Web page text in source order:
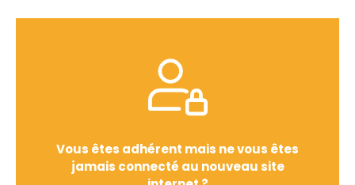
Vous êtes adhérent mais ne vous êtes
jamais connecté au nouveau site